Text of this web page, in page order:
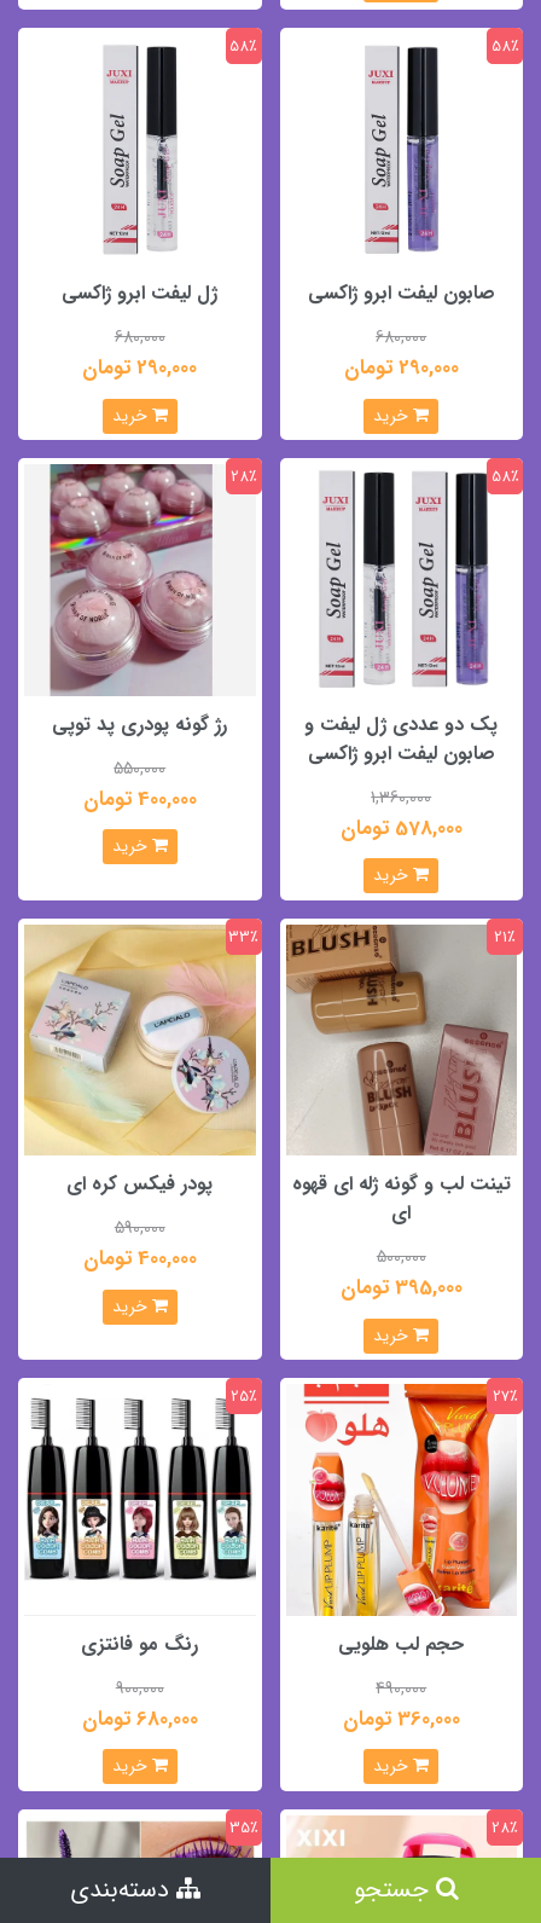
صابون لیفت ابرو ژاکسی
680,000
290,000 تومان
58٪
خرید
ژل لیفت ابرو ژاکسی
680,000
290,000 تومان
58٪
خرید
پک دو عددی ژل لیفت و
صابون لیفت ابرو ژاکسی
1,360,000
578,000 تومان
58٪
خرید
رژ گونه پودری پد توپی
550,000
400,000 تومان
28٪
خرید
تینت لب و گونه ژله ای قهوه
ای
500,000
395,000 تومان
21٪
خرید
پودر فیکس کره ای
590,000
400,000 تومان
33٪
خرید
حجم لب هلویی
490,000
360,000 تومان
27٪
خرید
رنگ مو فانتزی
900,000
680,000 تومان
25٪
خرید
28٪ 35٪
جستجو